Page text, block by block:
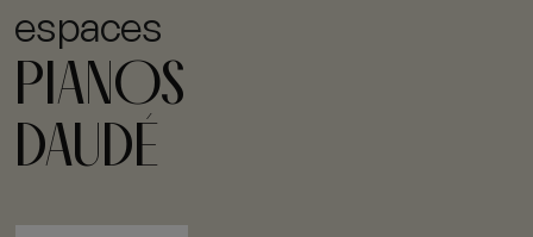
espaces
PIANOS
DAUDÉ